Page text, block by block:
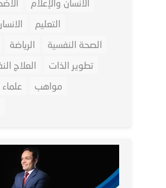
الانسان والإعلام
التعليم
الرياضة
الصحة النفسية
العلاج
تطوير الذات
علماء
مواهب